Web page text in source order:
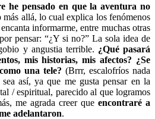
he pensado en que la aventura no
más allá, lo cual explica los fenómenos
informarme, entre muchas otras
pensar: “¿Y si no?” La sola idea de
y angustia terrible. ¿Qué pasará
mis historias, mis afectos? ¿Se
una tele? (Brrr, escalofríos nada
así, ya que me gusta pensar en la
/ espiritual, parecido al que logramos
me agrada creer que encontraré a
adelantaron.